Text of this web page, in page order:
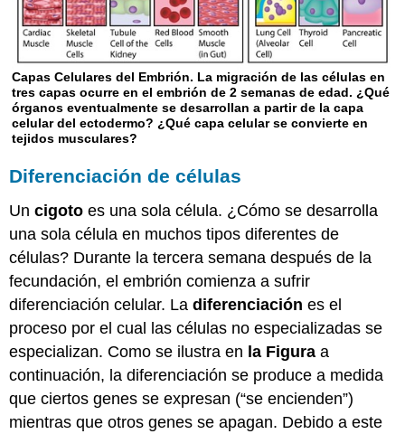
Capas Celulares del Embrión. La migración de las células en
tres capas ocurre en el embrión de 2 semanas de edad. ¿Qué
órganos eventualmente se desarrollan a partir de la capa
celular del ectodermo? ¿Qué capa celular se convierte en
tejidos musculares?
Diferenciación de células
Uncigoto es una sola célula. ¿Cómo se desarrolla
una sola célula en muchos tipos diferentes de
células? Durante la tercera semana después de la
fecundación, el embrión comienza a sufrir
diferenciación celular. Ladiferenciación es el
proceso por el cual las células no especializadas se
especializan. Como se ilustra en la Figura a
continuación, la diferenciación se produce a medida
que ciertos genes se expresan (“se encienden”)
mientras que otros genes se apagan. Debido a este